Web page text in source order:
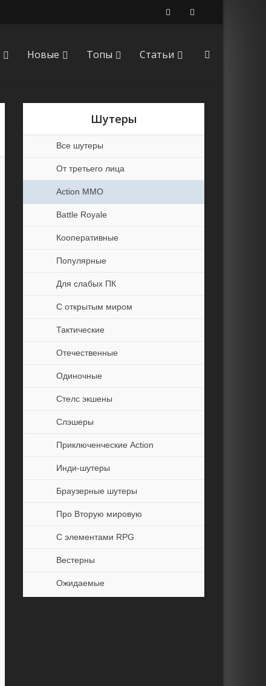
Новые Топы Статьи
Шутеры
Все шутеры
От третьего лица
Action MMO
Battle Royale
Кооперативные
Популярные
Для слабых ПК
С открытым миром
Тактические
Отечественные
Одиночные
Стелс экшены
Слэшеры
Приключенческие Action
Инди-шутеры
Браузерные шутеры
Про Вторую мировую
С элементами RPG
Вестерны
Ожидаемые